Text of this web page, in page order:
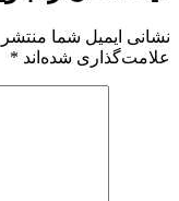
نشانی ایمیل شما
علامت‌گذاری شده‌اند *